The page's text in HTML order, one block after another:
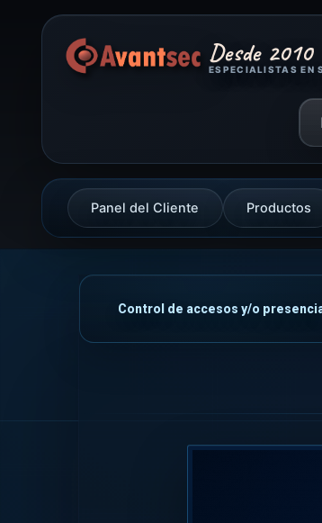
Desde 2010
ESPECIALISTAS EN
Panel del Cliente Productos
Control de accesos y/o